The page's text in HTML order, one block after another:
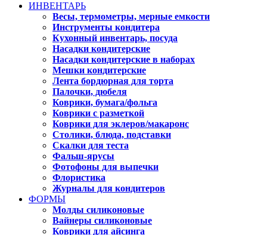
ИНВЕНТАРЬ
Весы, термометры, мерные емкости
Инструменты кондитера
Кухонный инвентарь, посуда
Насадки кондитерские
Насадки кондитерские в наборах
Мешки кондитерские
Лента бордюрная для торта
Палочки, дюбеля
Коврики, бумага/фольга
Коврики с разметкой
Коврики для эклеров/макаронс
Столики, блюда, подставки
Скалки для теста
Фальш-ярусы
Фотофоны для выпечки
Флористика
Журналы для кондитеров
ФОРМЫ
Молды силиконовые
Вайнеры силиконовые
Коврики для айсинга